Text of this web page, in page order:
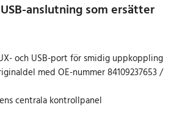
anslutning som ersätter
och USB-port för smidig uppkoppling
med OE-nummer 84109237653 /
centrala kontrollpanel